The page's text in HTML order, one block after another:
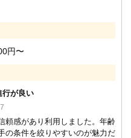
円〜
行が良い
頼感があり利用しました。年齢
の条件を絞りやすいのが魅力だ